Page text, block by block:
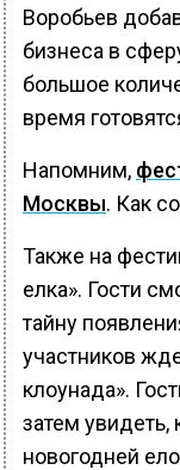
Воробьев
бизнеса в
большое
время
Напомним,
Москвы. Как
Также на
елка». Гости
тайну
участников
клоунада».
затем увидеть,
новогодней